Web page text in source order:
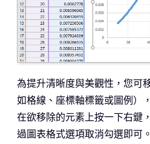
為提升清晰度與美觀性，您可
如格線、座標軸標籤或圖例）
在欲移除的元素上按一下右鍵
過圖表格式選項取消勾選即可。